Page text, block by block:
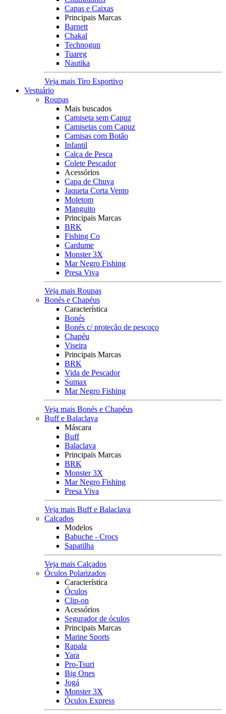
Capas e Caixas
Principais Marcas
Barnett
Chakal
Technogun
Tuareg
Nautika
Veja mais Tiro Esportivo
Vestuário
Roupas
Mais buscados
Camiseta sem Capuz
Camisetas com Capuz
Camisas com Botão
Infantil
Calça de Pesca
Colete Pescador
Acessórios
Capa de Chuva
Jaqueta Corta Vento
Moletom
Manguito
Principais Marcas
BRK
Fishing Co
Cardume
Monster 3X
Mar Negro Fishing
Presa Viva
Veja mais Roupas
Bonés e Chapéus
Característica
Bonés
Bonés c/ proteção de pescoço
Chapéu
Viseira
Principais Marcas
BRK
Vida de Pescador
Sumax
Mar Negro Fishing
Veja mais Bonés e Chapéus
Buff e Balaclava
Máscara
Buff
Balaclava
Principais Marcas
BRK
Monster 3X
Mar Negro Fishing
Presa Viva
Veja mais Buff e Balaclava
Calçados
Modelos
Babuche - Crocs
Sapatilha
Veja mais Calçados
Óculos Polarizados
Característica
Óculos
Clip-on
Acessórios
Segurador de óculos
Principais Marcas
Marine Sports
Rapala
Yara
Pro-Tsuri
Big Ones
Jogá
Monster 3X
Óculos Express